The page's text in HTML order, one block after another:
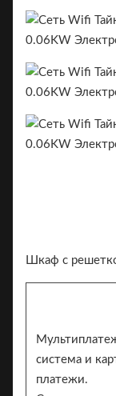
Шкаф с
система и
платежи.